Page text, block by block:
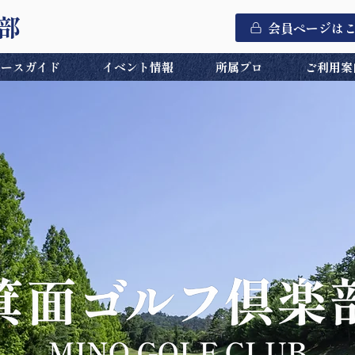
会員ページは
スガイド イベント情報 所属プロ ご利用